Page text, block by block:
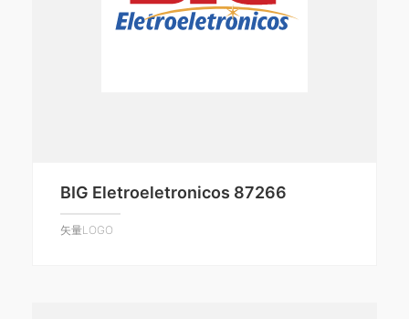
BIG Eletroeletronicos 87266
矢量LOGO